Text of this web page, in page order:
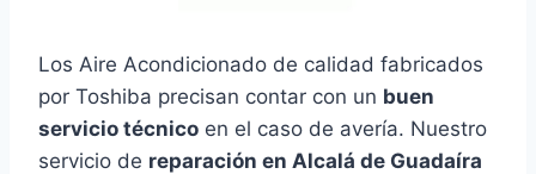
Los Aire Acondicionado de calidad fabricados
por Toshiba precisan contar con un buen
servicio técnico en el caso de avería. Nuestro
servicio de reparación en Alcalá de Guadaíra